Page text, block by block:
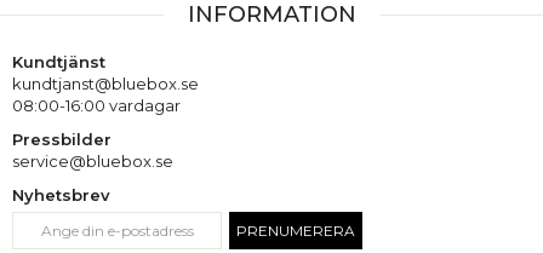
INFORMATION
Kundtjänst
kundtjanst@bluebox.se
08:00-16:00 vardagar
Pressbilder
service@bluebox.se
Nyhetsbrev
PRENUMERERA